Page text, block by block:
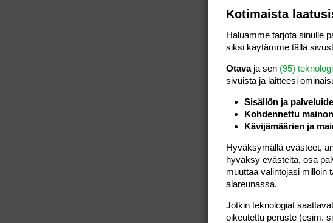
Kotimaista
Haluamme tarjota sinulle
siksi käytämme tällä
Otavaja sen (95)
sivuista ja laitteesi
Sisällön ja
Kohdennettu
Kävijämäärien ja
Hyväksymällä evästeet,
hyväksy evästeitä, osa
muuttaa valintojasi milloin
alareunassa.
Jotkin teknologiat
oikeutettu peruste (esim.